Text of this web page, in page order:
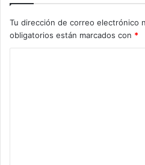
Tu dirección de correo electrónico
obligatorios están marcados con *